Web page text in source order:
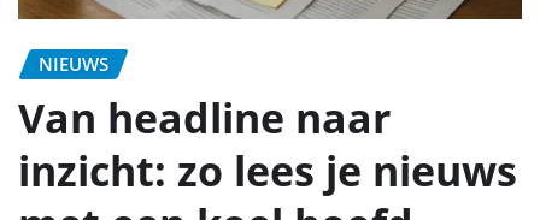
NIEUWS
Van headline naar
inzicht: zo lees je nieuws